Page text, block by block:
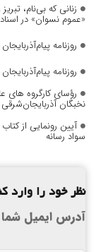
زنانی که بی‌نام،
«عموم نسوان» در
روزنامه پیام‌آذربایجان
روزنامه پیام‌آذربایجان
رؤسای کارگروه های
نخبگان
آیین رونمایی از
سواد رسانه
نظر خود را وارد
آدرس ایمیل